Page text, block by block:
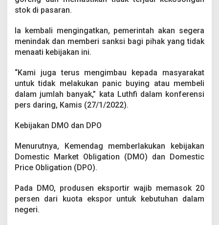
a
M
i
n
a
G
o
r
n
B
e
r
u
t
stok di pasaran.
Ia kembali mengingatkan, pemerintah akan segera
menindak dan memberi sanksi bagi pihak yang tidak
menaati kebijakan ini.
“Kami juga terus mengimbau kepada masyarakat
untuk tidak melakukan panic buying atau membeli
dalam jumlah banyak,” kata Luthfi dalam konferensi
pers daring, Kamis (27/1/2022).
Kebijakan DMO dan DPO
Menurutnya, Kemendag memberlakukan kebijakan
Domestic Market Obligation (DMO) dan Domestic
Price Obligation (DPO).
Pada DMO, produsen eksportir wajib memasok 20
persen dari kuota ekspor untuk kebutuhan dalam
negeri.